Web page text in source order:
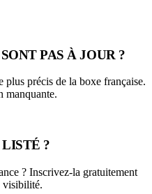
PAS À JOUR ?
précis de la boxe française.
manquante.
?
? Inscrivez-la gratuitement
visibilité.